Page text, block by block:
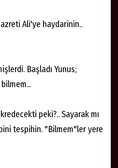
Ali'ye haydarinin..
Başladı Yunus;
peki?.. Sayarak mı
tespihin. "Bilmem"ler yere